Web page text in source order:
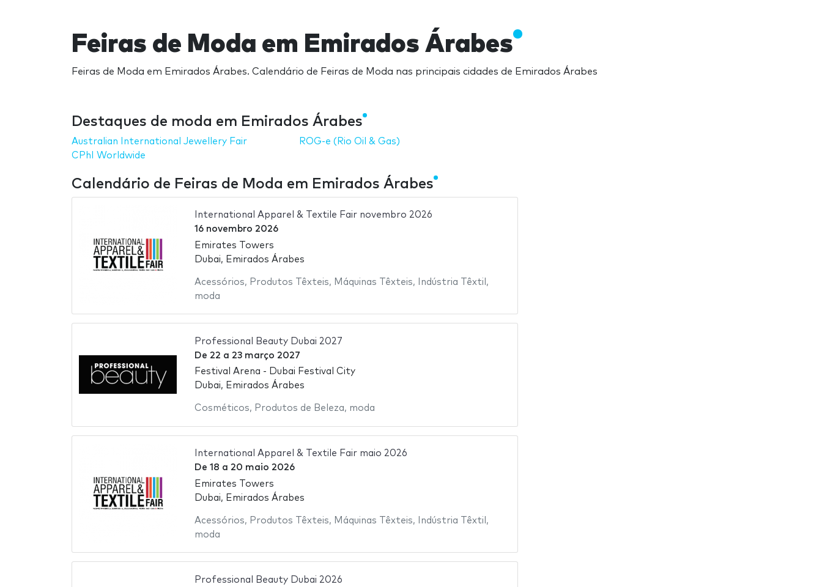
Feiras de Moda em Emirados Árabes
Feiras de Moda em Emirados Árabes. Calendário de Feiras de Moda nas principais cidades de Emirados Árabes
Destaques de moda em Emirados Árabes
Australian International Jewellery Fair
CPhI Worldwide
ROG-e (Rio Oil & Gas)
Calendário de Feiras de Moda em Emirados Árabes
International Apparel & Textile Fair novembro 2026
16 novembro 2026
Emirates Towers
Dubai, Emirados Árabes
Acessórios, Produtos Têxteis, Máquinas Têxteis, Indústria Têxtil ,
moda
Professional Beauty Dubai 2027
De 22 a 23 março 2027
Festival Arena - Dubai Festival City
Dubai, Emirados Árabes
Cosméticos, Produtos de Beleza, moda
International Apparel & Textile Fair maio 2026
De 18 a 20 maio 2026
Emirates Towers
Dubai, Emirados Árabes
Acessórios, Produtos Têxteis, Máquinas Têxteis, Indústria Têxtil ,
moda
Professional Beauty Dubai 2026